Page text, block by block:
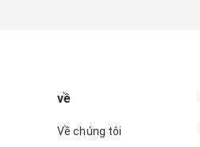
về
Về chúng tôi